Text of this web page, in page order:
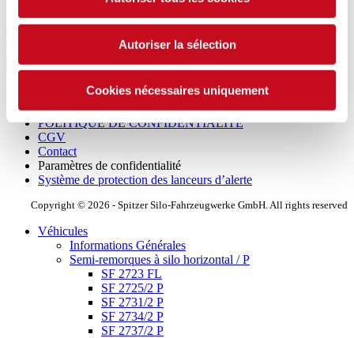
Autoriser la sélection
Cookies nécessaires uniquement
ZA 1820/1
SUIVEZ-NOUS SUR
Mentions légales
POLITIQUE DE CONFIDENTIALITÉ
CGV
Contact
Paramètres de confidentialité
Système de protection des lanceurs d’alerte
Copyright © 2026 - Spitzer Silo-Fahrzeugwerke GmbH. All rights reserved
Véhicules
Informations Générales
Semi-remorques à silo horizontal / P
SF 2723 FL
SF 2725/2 P
SF 2731/2 P
SF 2734/2 P
SF 2737/2 P